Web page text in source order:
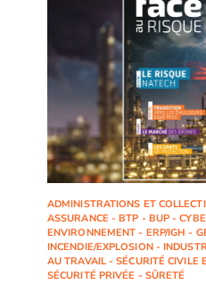
ADMINISTRATIONS ET
ASSURANCE - BTP - BUP -
ENVIRONNEMENT - ERP/IGH -
INCENDIE/EXPLOSION -
AU TRAVAIL - SÉCURITÉ CIVILE
SÉCURITÉ PRIVÉE - SÛRETÉ